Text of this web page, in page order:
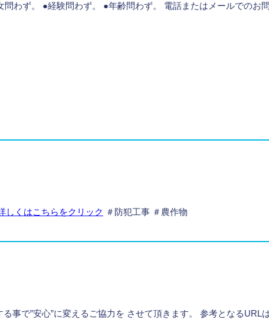
わず。 ●経験問わず。 ●年齢問わず。 電話またはメールでのお
しくはこちらをクリック ＃防犯工事 ＃農作物
事で”安心”に変えるご協力を させて頂きます。 参考となるURL